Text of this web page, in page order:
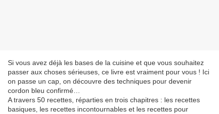
Si vous avez déjà les bases de la cuisine et que vous souhaitez
passer aux choses sérieuses, ce livre est vraiment pour vous ! Ici
on passe un cap, on découvre des techniques pour devenir
cordon bleu confirmé…
A travers 50 recettes, réparties en trois chapitres : les recettes
basiques, les recettes incontournables et les recettes pour